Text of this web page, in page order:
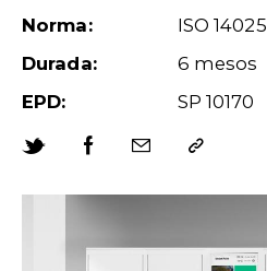
Norma:
ISO 14025
Durada:
6 mesos
EPD:
SP 10170